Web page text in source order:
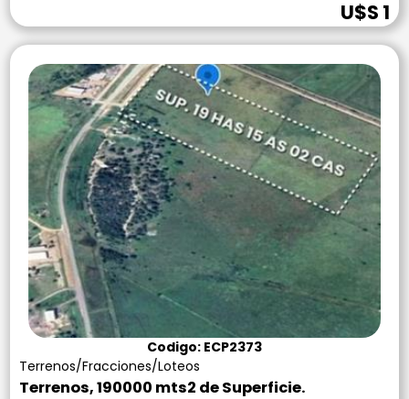
U$S 1
Codigo: ECP2373
Terrenos/Fracciones/Loteos
Terrenos, 190000 mts2 de Superficie.